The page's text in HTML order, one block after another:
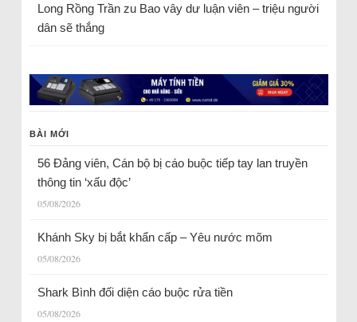
Long Rồng Trầnzu Bao vây dư luận viên – triệu người
dân sẽ thắng
BÀI MỚI
56 Đảng viên, Cán bộ bị cáo buộc tiếp tay lan truyền
thông tin ‘xấu độc’
05/08/2026
Khánh Sky bị bắt khẩn cấp – Yêu nước mõm
05/08/2026
Shark Bình đối diện cáo buộc rửa tiền
05/08/2026